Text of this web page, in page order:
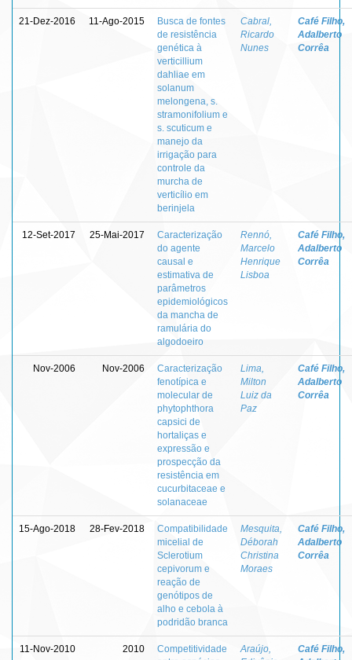
21-Dez-2016 11-Ago-2015
Busca de fontes
de resistência
genética à
verticillium
dahliae em
solanum
melongena, s.
stramonifolium e
s. scuticum e
manejo da
irrigação para
controle da
murcha de
verticílio em
berinjela
Cabral,
Ricardo
Nunes
Café Filho,
Adalberto
Corrêa
12-Set-2017 25-Mai-2017
Caracterização
do agente
causal e
estimativa de
parâmetros
epidemiológicos
da mancha de
ramulária do
algodoeiro
Rennó,
Marcelo
Henrique
Lisboa
Café Filho,
Adalberto
Corrêa
Nov-2006 Nov-2006
Caracterização
fenotípica e
molecular de
phytophthora
capsici de
hortaliças e
expressão e
prospecção da
resistência em
cucurbitaceae e
solanaceae
Lima,
Milton
Luiz da
Paz
Café Filho,
Adalberto
Corrêa
15-Ago-2018 28-Fev-2018
Compatibilidade
micelial de
Sclerotium
cepivorum e
reação de
genótipos de
alho e cebola à
podridão branca
Mesquita,
Déborah
Christina
Moraes
Café Filho,
Adalberto
Corrêa
11-Nov-2010 2010
Competitividade
Araújo,
Café Filho,